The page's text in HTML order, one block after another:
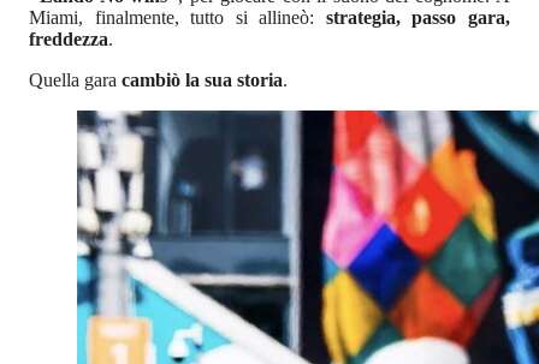
Miami, finalmente, tutto si allineò: strategia, passo gara,
freddezza.
Quella gara cambiò la sua storia.